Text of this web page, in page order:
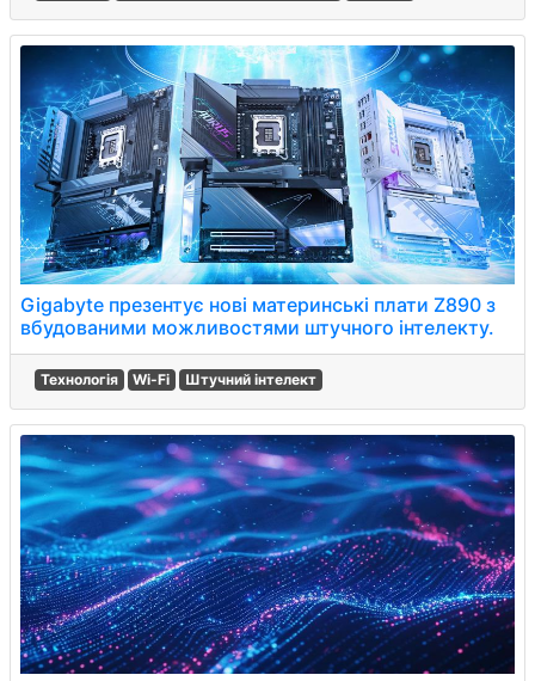
Gigabyte презентує нові материнські плати Z890 з
вбудованими можливостями штучного інтелекту.
Технологія Wi-Fi Штучний інтелект